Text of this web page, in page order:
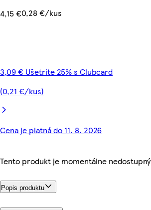
4,15 €0,28 €/kus
3,09 € Ušetrite 25% s Clubcard
(0,21 €/kus)
Cena je platná do 11. 8. 2026
Tento produkt je momentálne nedostupný
Popis produktu